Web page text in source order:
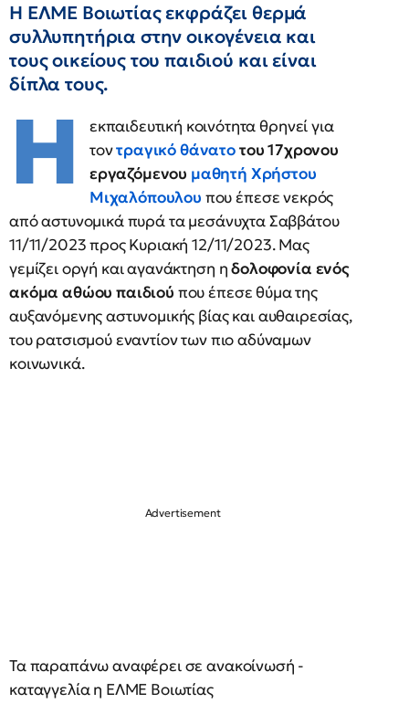
Η ΕΛΜΕ Βοιωτίας εκφράζει θερμά
συλλυπητήρια στην οικογένεια και
τους οικείους του παιδιού και είναι
δίπλα τους.
Η
εκπαιδευτική κοινότητα θρηνεί για
τοντραγικό θάνατοτου 17χρονου
εργαζόμενου μαθητή Χρήστου
Μιχαλόπουλου που έπεσε νεκρός
από αστυνομικά πυρά τα μεσάνυχτα Σαββάτου
11/11/2023 προς Κυριακή 12/11/2023. Μας
γεμίζει οργή και αγανάκτηση ηδολοφονία ενός
ακόμα αθώου παιδιού που έπεσε θύμα της
αυξανόμενης αστυνομικής βίας και αυθαιρεσίας,
του ρατσισμού εναντίον των πιο αδύναμων
κοινωνικά.
Τα παραπάνω αναφέρει σε ανακοίνωσή -
καταγγελία η ΕΛΜΕ Βοιωτίας